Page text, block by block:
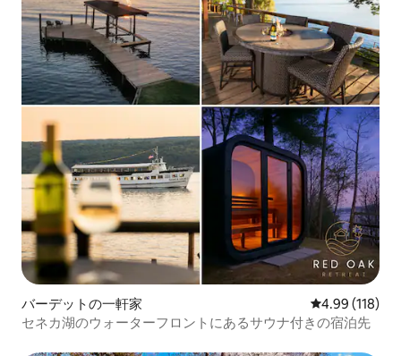
バーデットの一軒家 レビュー118
4.99 (118)
セネカ湖のウォーターフロントにあるサウナ付きの宿泊先